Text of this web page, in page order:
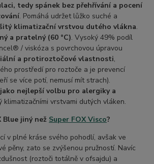
tedy spánek bez přehřívání a pocení
. Pomáhá udržet lůžko suché a
klimatizační vrstvou dutého vlákna.
a pratelný (60 °C). Vysoký 49% podíl
/ viskóza s povrchovou úpravou
a protiroztočové vlastnosti,
prostředí pro roztoče a je prevencí
se více potí, nemusí mít strach).
nejlepší volbu pro alergiky a
klimatizačními vrstvami dutých vláken.
Blue jiný než Super FOX Visco?
v plné kráse svého pohodlí, avšak ve
pěny, zato se zvýšenou pružností. Navíc
(roztoči totálně v ofsajdu) a